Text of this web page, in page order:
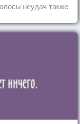
неудач также